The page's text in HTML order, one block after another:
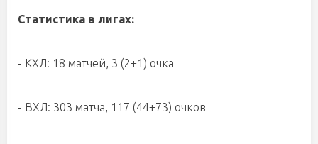
Статистика в лигах:
- КХЛ: 18 матчей, 3 (2+1) очка
- ВХЛ: 303 матча, 117 (44+73) очков